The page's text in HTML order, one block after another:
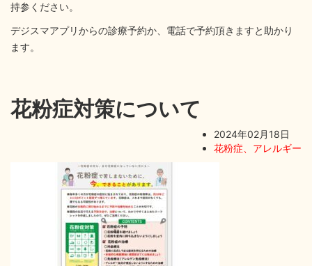
持参ください。
デジスマアプリからの診療予約か、電話で予約頂きますと助かり
ます。
花粉症対策について
2024年02月18日
花粉症、アレルギー